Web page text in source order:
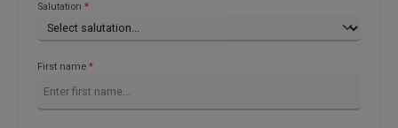
Salutation *
First name *